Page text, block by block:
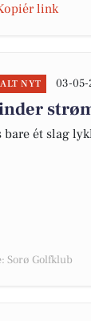
link
NYT 03-05-
bare ét slag
Sorø Golfklub